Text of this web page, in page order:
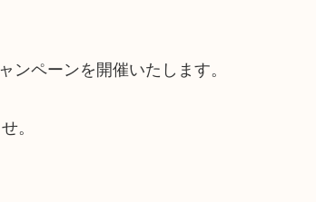
ペーンを開催いたします。
。